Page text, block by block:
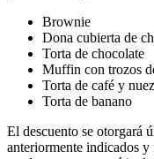
Brownie
Dona cubierta de
Torta de chocolate
Muffin con trozos
Torta de café y nuez
Torta de banano
El descuento se otorgará
anteriormente indicados